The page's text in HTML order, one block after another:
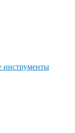
инструменты